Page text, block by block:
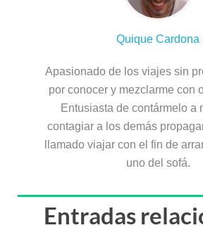
Quique Cardona
Apasionado de los viajes sin
por conocer y mezclarme con
Entusiasta de contármelo a
contagiar a los demás
llamado viajar con el fin de
uno del sofá.
Entradas